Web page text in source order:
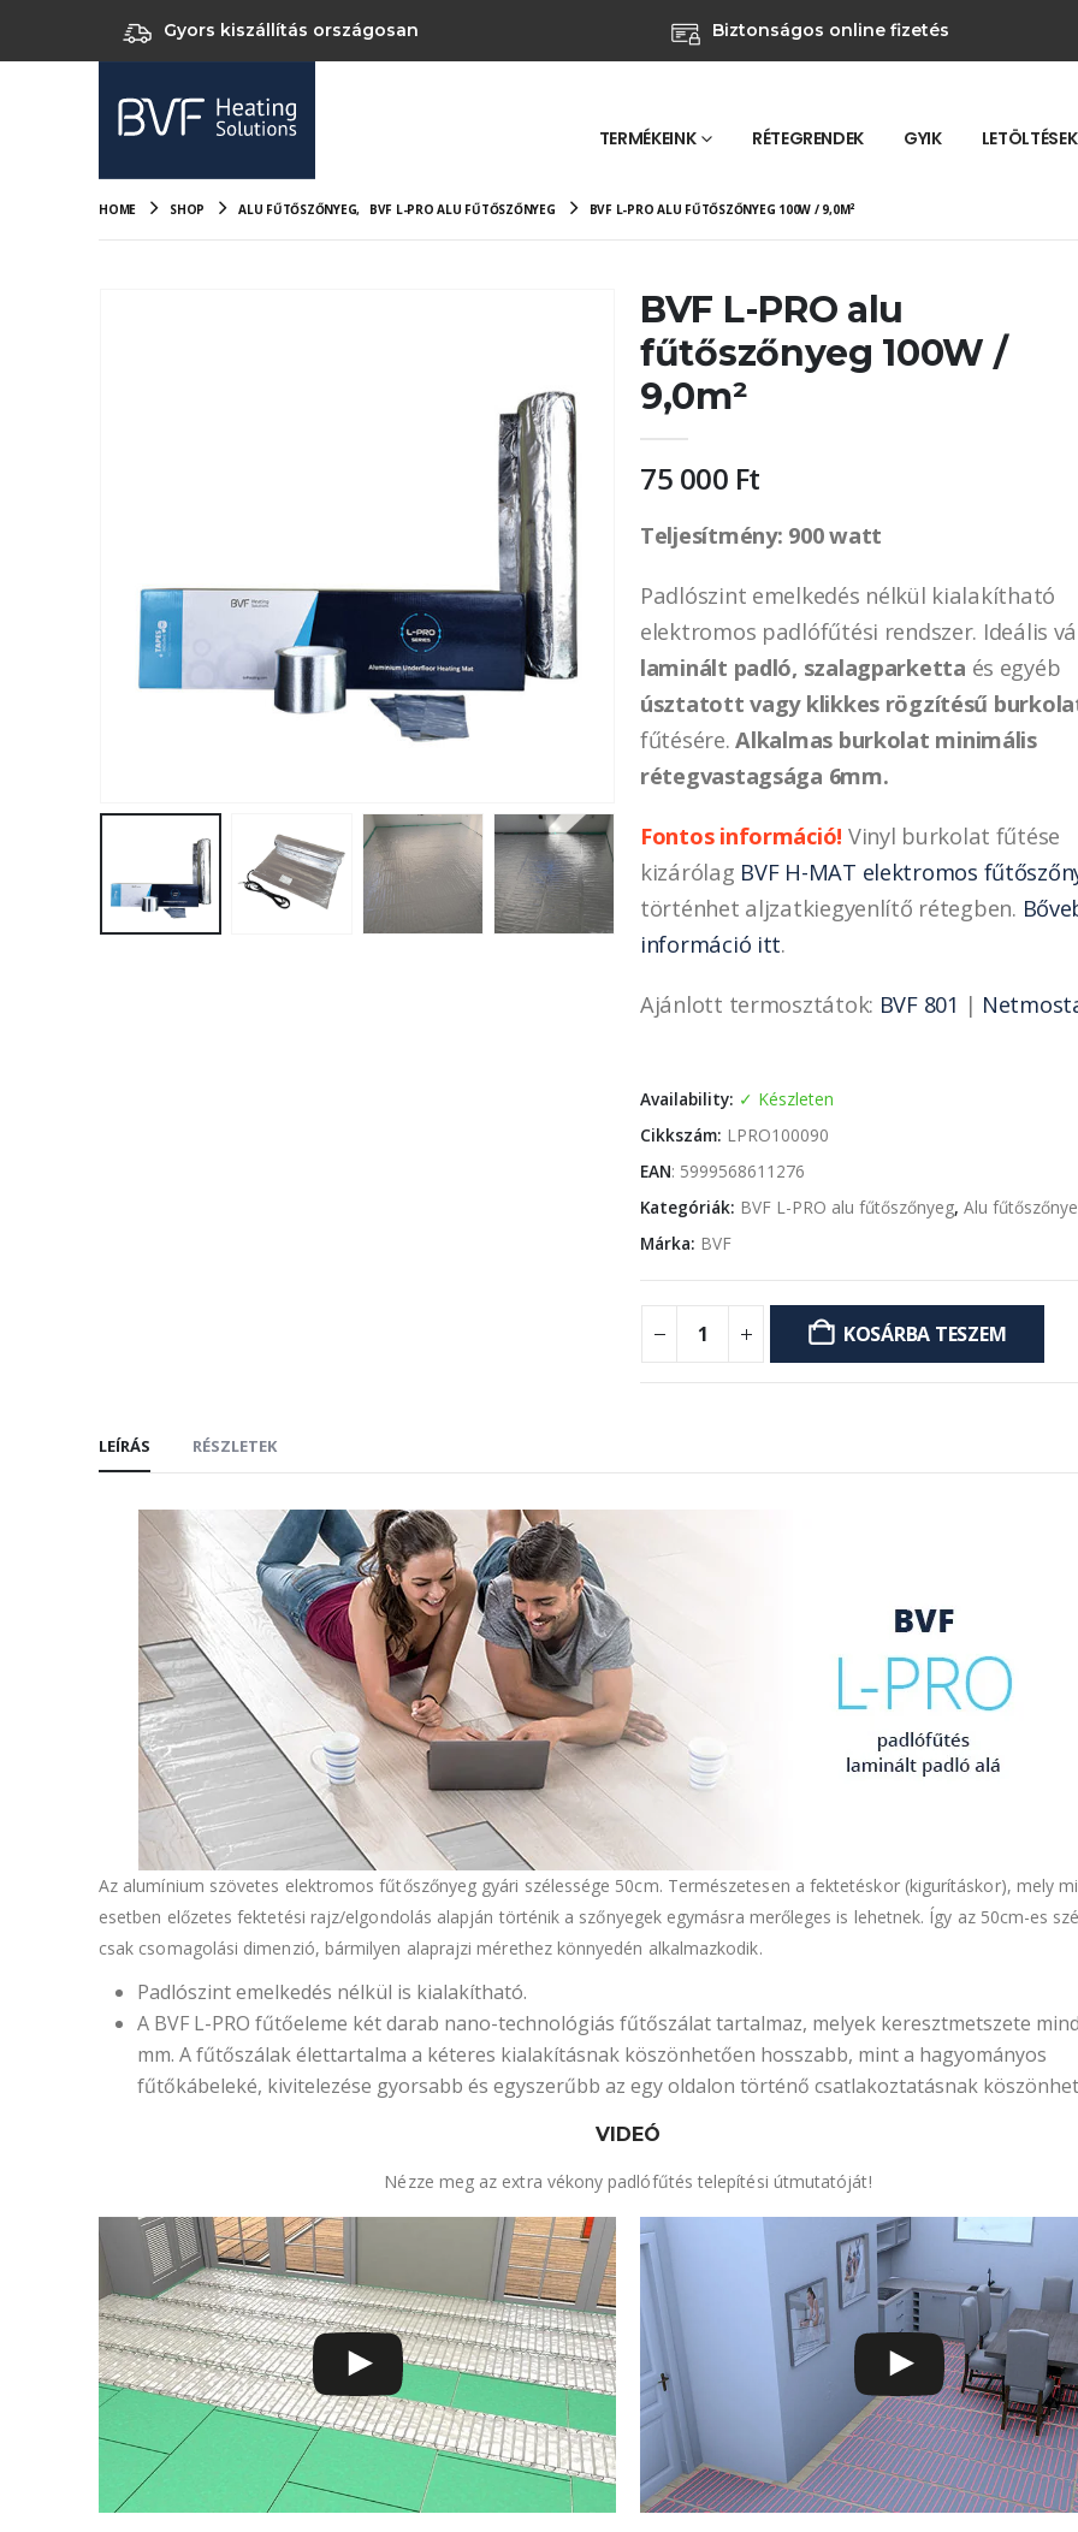
Gyors kiszállítás országosan Biztonságos online fizetés
TERMÉKEINK RÉTEGRENDEK GYIK LETÖLTÉSEK
HOME SHOP ALU FŰTŐSZŐNYEG, BVF L-PRO ALU FŰTŐSZŐNYEG BVF L-PRO ALU FŰTŐSZŐNYEG 100W / 9,0M²
BVF L-PRO alu
fűtőszőnyeg 100W /
9,0m²
75 000 Ft
Teljesítmény: 900 watt
Padlószint emelkedés nélkül kialakítható
elektromos padlófűtési rendszer. Ideális
laminált padló, szalagparketta és egyéb
úsztatott vagy klikkes rögzítésű
fűtésére.Alkalmas burkolat minimális
rétegvastagsága 6mm.
Fontos információ! Vinyl burkolat fűtése
kizárólag BVF H-MAT elektromos
történhet aljzatkiegyenlítő rétegben.
információ itt.
Ajánlott termosztátok: BVF 801 |
Availability:
Készleten
Cikkszám: LPRO100090
EAN: 5999568611276
Kategóriák: BVF L-PRO alu fűtőszőnyeg, Alu
Márka: BVF
KOSÁRBA TESZEM
LEÍRÁS RÉSZLETEK
Az alumínium szövetes elektromos fűtőszőnyeg gyári szélessége 50cm. Természetesen a fektetéskor (kigurításkor), mely
esetben előzetes fektetési rajz/elgondolás alapján történik a szőnyegek egymásra merőleges is lehetnek. Így az 50cm-es
csak csomagolási dimenzió, bármilyen alaprajzi mérethez könnyedén alkalmazkodik.
Padlószint emelkedés nélkül is kialakítható.
A BVF L-PRO fűtőeleme két darab nano-technológiás fűtőszálat tartalmaz, melyek keresztmetszete
mm. A fűtőszálak élettartalma a kéteres kialakításnak köszönhetően hosszabb, mint a hagyományos
fűtőkábeleké, kivitelezése gyorsabb és egyszerűbb az egy oldalon történő csatlakoztatásnak
VIDEÓ
Nézze meg az extra vékony padlófűtés telepítési útmutatóját!